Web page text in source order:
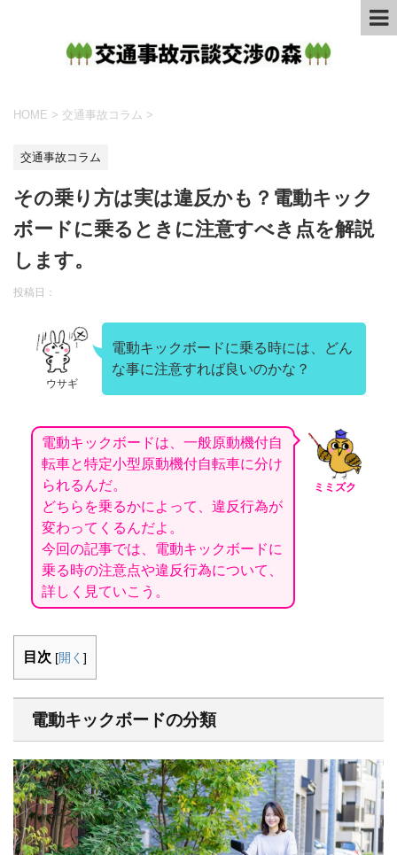
HOME > 交通事故コラム >
交通事故コラム
その乗り方は実は違反かも？電動キック
ボードに乗るときに注意すべき点を解説
します。
投稿日：
ウサギ
電動キックボードに乗る時には、どん
な事に注意すれば良いのかな？
ミミズク
電動キックボードは、一般原動機付自
転車と特定小型原動機付自転車に分け
られるんだ。
どちらを乗るかによって、違反行為が
変わってくるんだよ。
今回の記事では、電動キックボードに
乗る時の注意点や違反行為について、
詳しく見ていこう。
目次 [開く ]
電動キックボードの分類